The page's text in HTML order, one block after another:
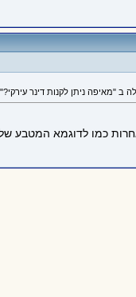
כמו לדוגמא המטבע של